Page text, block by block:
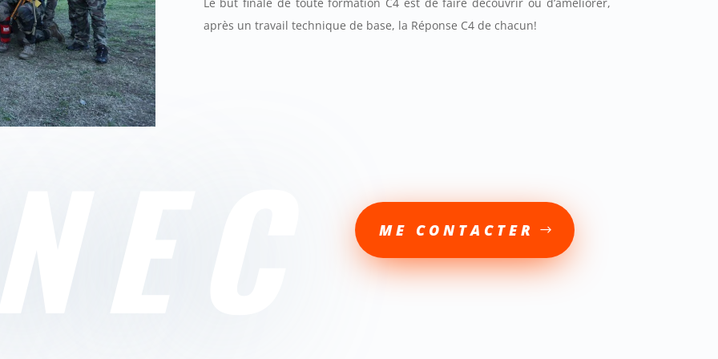
après un travail technique de base, la Réponse C4 de chacun!
ME CONTACTER